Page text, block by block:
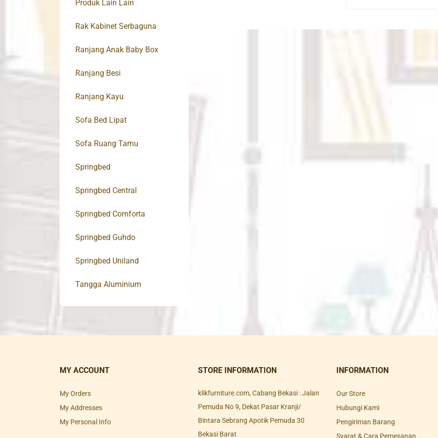
Produk Lain Lain
Rak Kabinet Serbaguna
Ranjang Anak Baby Box
Ranjang Besi
Ranjang Kayu
Sofa Bed Lipat
Sofa Ruang Tamu
Springbed
Springbed Central
Springbed Comforta
Springbed Guhdo
Springbed Uniland
Tangga Aluminium
MY ACCOUNT
My Orders
My Addresses
My Personal Info
STORE INFORMATION
klikfurniture.com, Cabang Bekasi : Jalan
Pemuda No 9, Dekat Pasar Kranji/
Bintara Sebrang Apotik Pemuda 30
Bekasi Barat
INFORMATION
Our Store
Hubungi Kami
Pengiriman Barang
Syarat & Cara Pemesanan